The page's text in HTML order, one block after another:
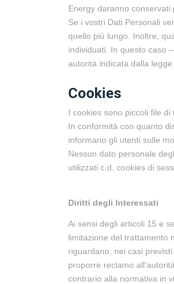
Energy daranno conservati
Se i vostri Dati Personali
quello più lungo. Inoltre,
individuati. In questo caso
autorità indicata dalla
Cookies
I cookies sono piccoli file
In conformità con quanto
informano gli utenti sulle
Nessun dato personale
utilizzati c.d. cookies di
Diritti degli Interessati
Ai sensi degli articoli 15 e
limitazione del trattamento
riguardano, nei casi
proporre reclamo
contrario alla normativa in